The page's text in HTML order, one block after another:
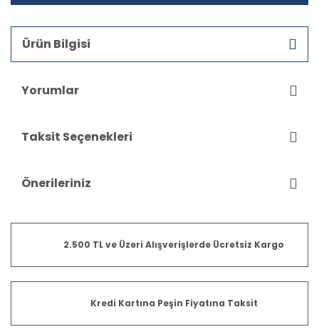
Ürün Bilgisi
Yorumlar
Taksit Seçenekleri
Önerileriniz
2.500 TL ve Üzeri Alışverişlerde Ücretsiz Kargo
Kredi Kartına Peşin Fiyatına Taksit